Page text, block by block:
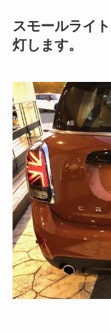
スモールライ
灯します。